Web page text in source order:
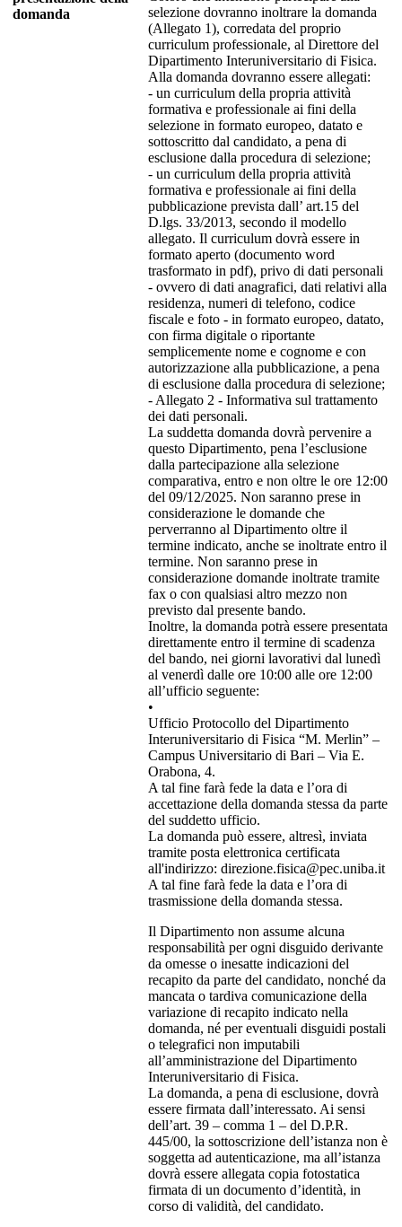
domanda
selezione dovranno inoltrare la domanda
(Allegato 1), corredata del proprio
curriculum professionale, al Direttore del
Dipartimento Interuniversitario di Fisica.
Alla domanda dovranno essere allegati:
- un curriculum della propria attività
formativa e professionale ai fini della
selezione in formato europeo, datato e
sottoscritto dal candidato, a pena di
esclusione dalla procedura di selezione;
- un curriculum della propria attività
formativa e professionale ai fini della
pubblicazione prevista dall’ art.15 del
D.lgs. 33/2013, secondo il modello
allegato. Il curriculum dovrà essere in
formato aperto (documento word
trasformato in pdf), privo di dati personali
- ovvero di dati anagrafici, dati relativi alla
residenza, numeri di telefono, codice
fiscale e foto - in formato europeo, datato,
con firma digitale o riportante
semplicemente nome e cognome e con
autorizzazione alla pubblicazione, a pena
di esclusione dalla procedura di selezione;
- Allegato 2 - Informativa sul trattamento
dei dati personali.
La suddetta domanda dovrà pervenire a
questo Dipartimento, pena l’esclusione
dalla partecipazione alla selezione
comparativa, entro e non oltre le ore 12:00
del 09/12/2025. Non saranno prese in
considerazione le domande che
perverranno al Dipartimento oltre il
termine indicato, anche se inoltrate entro il
termine. Non saranno prese in
considerazione domande inoltrate tramite
fax o con qualsiasi altro mezzo non
previsto dal presente bando.
Inoltre, la domanda potrà essere presentata
direttamente entro il termine di scadenza
del bando, nei giorni lavorativi dal lunedì
al venerdì dalle ore 10:00 alle ore 12:00
all’ufficio seguente:
•
Ufficio Protocollo del Dipartimento
Interuniversitario di Fisica “M. Merlin” –
Campus Universitario di Bari – Via E.
Orabona, 4.
A tal fine farà fede la data e l’ora di
accettazione della domanda stessa da parte
del suddetto ufficio.
La domanda può essere, altresì, inviata
tramite posta elettronica certificata
all'indirizzo: direzione.fisica@pec.uniba.it
A tal fine farà fede la data e l’ora di
trasmissione della domanda stessa.
Il Dipartimento non assume alcuna
responsabilità per ogni disguido derivante
da omesse o inesatte indicazioni del
recapito da parte del candidato, nonché da
mancata o tardiva comunicazione della
variazione di recapito indicato nella
domanda, né per eventuali disguidi postali
o telegrafici non imputabili
all’amministrazione del Dipartimento
Interuniversitario di Fisica.
La domanda, a pena di esclusione, dovrà
essere firmata dall’interessato. Ai sensi
dell’art. 39 – comma 1 – del D.P.R.
445/00, la sottoscrizione dell’istanza non è
soggetta ad autenticazione, ma all’istanza
dovrà essere allegata copia fotostatica
firmata di un documento d’identità, in
corso di validità, del candidato.